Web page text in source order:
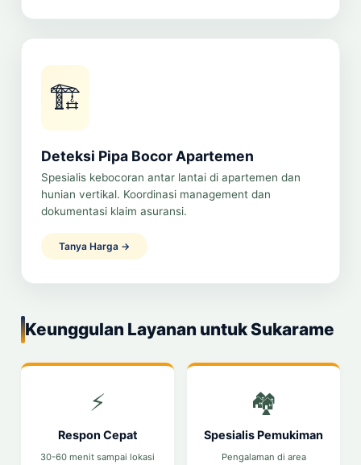
🏗️
Deteksi Pipa Bocor Apartemen
Spesialis kebocoran antar lantai di apartemen dan
hunian vertikal. Koordinasi management dan
dokumentasi klaim asuransi.
Tanya Harga →
Keunggulan Layanan untuk Sukarame
⚡
Respon Cepat
30-60 menit sampai lokasi
🏘️
Spesialis Pemukiman
Pengalaman di area